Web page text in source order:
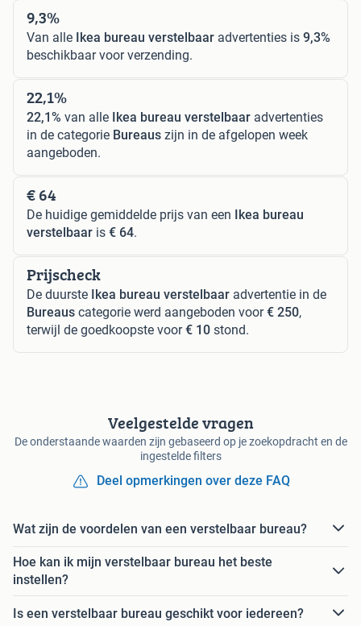
9,3%
Van alle Ikea bureau verstelbaar advertenties is 9,3%
beschikbaar voor verzending.
22,1%
22,1% van alle Ikea bureau verstelbaar advertenties
in de categorie Bureaus zijn in de afgelopen week
aangeboden.
€ 64
De huidige gemiddelde prijs van een
Ikea bureau
verstelbaar is € 64.
Prijscheck
De duurste Ikea bureau verstelbaar advertentie in de
Bureaus categorie werd aangeboden voor€ 250,
terwijl de goedkoopste voor€ 10 stond.
Veelgestelde vragen
De onderstaande waarden zijn gebaseerd op je zoekopdracht en de
ingestelde filters
Deel opmerkingen over deze FAQ
Wat zijn de voordelen van een verstelbaar bureau?
Hoe kan ik mijn verstelbaar bureau het beste
instellen?
Is een verstelbaar bureau geschikt voor iedereen?